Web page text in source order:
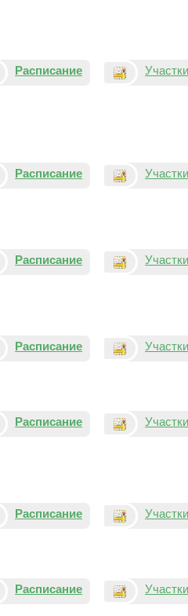
Расписание Участки
Расписание Участки
Расписание Участки
Расписание Участки
Расписание Участки
Расписание Участки
Расписание Участки